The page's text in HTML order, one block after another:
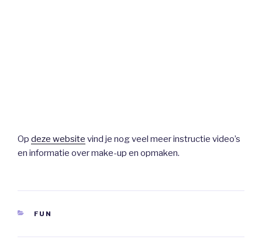
Op deze website vind je nog veel meer instructie video’s
en informatie over make-up en opmaken.
CATEGORIEËN
FUN